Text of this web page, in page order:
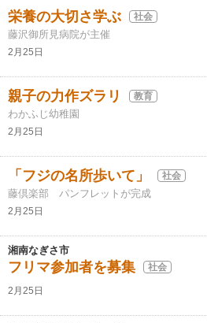
栄養の大切さ学ぶ 社会
藤沢御所見病院が主催
2月25日
親子の力作ズラリ 教育
わかふじ幼稚園
2月25日
「フジの名所歩いて」 社会
藤倶楽部 パンフレットが完成
2月25日
湘南なぎさ市
フリマ参加者を募集 社会
2月25日